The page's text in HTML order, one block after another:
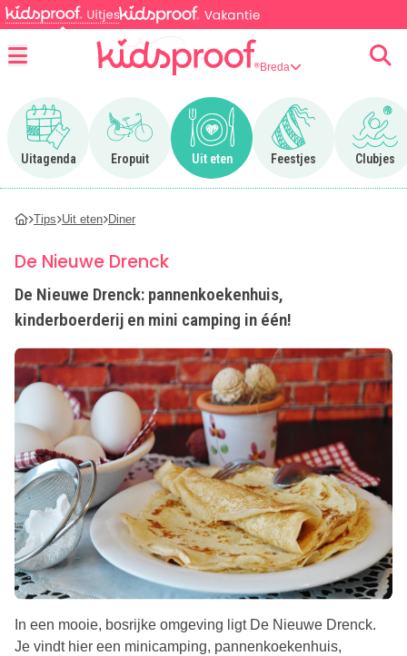
Breda
Uitagenda
Ga naar Uitagenda
Eropuit
Ga naar Eropuit
Uit eten
Ga naar Uit eten
Feestjes
Ga naar Feestjes
Clubjes
Ga
Tips Uit eten Diner
De Nieuwe Drenck
De Nieuwe Drenck: pannenkoekenhuis,
kinderboerderij en mini camping in één!
In een mooie, bosrijke omgeving ligt De Nieuwe Drenck.
Je vindt hier een minicamping, pannenkoekenhuis,